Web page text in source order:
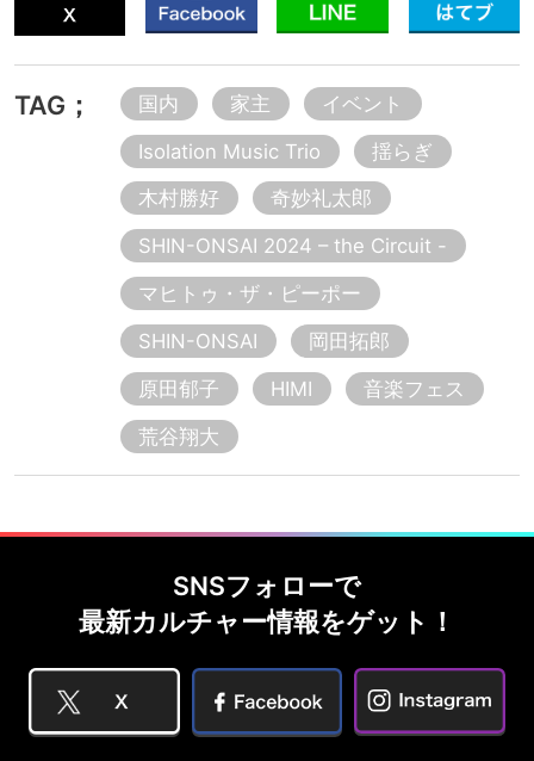
TAG； 国内 家主
イベント
Isolation Music Trio
揺らぎ
木村勝好
奇妙礼太郎
SHIN-ONSAI 2024 – the Circuit -
マヒトゥ・ザ・ピーポー
SHIN-ONSAI
岡田拓郎
原田郁子
HIMI
音楽フェス
荒谷翔大
SNSフォローで
最新カルチャー情報をゲット！